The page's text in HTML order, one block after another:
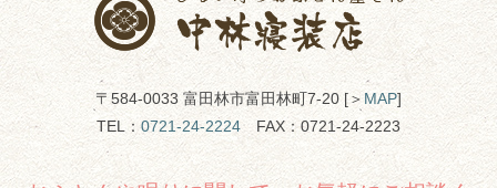
〒584-0033 富田林市富田林町7-20 [＞ MAP]
TEL：0721-24-2224FAX：0721-24-2223